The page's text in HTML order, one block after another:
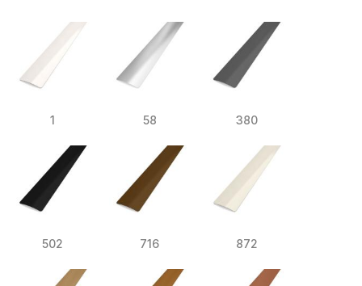
1 58 380
502 716 872